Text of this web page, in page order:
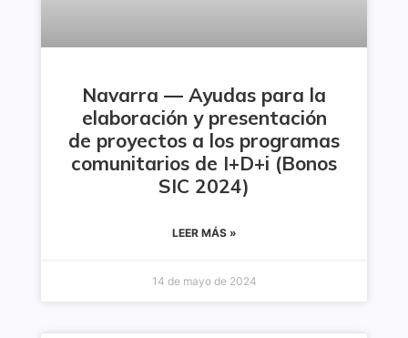
Navarra — Ayudas para la
elaboración y presentación
de proyectos a los programas
comunitarios de I+D+i (Bonos
SIC 2024)
LEER MÁS »
14 de mayo de 2024